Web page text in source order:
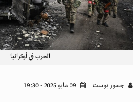
الحرب في أوكرانيا
جسور بوست